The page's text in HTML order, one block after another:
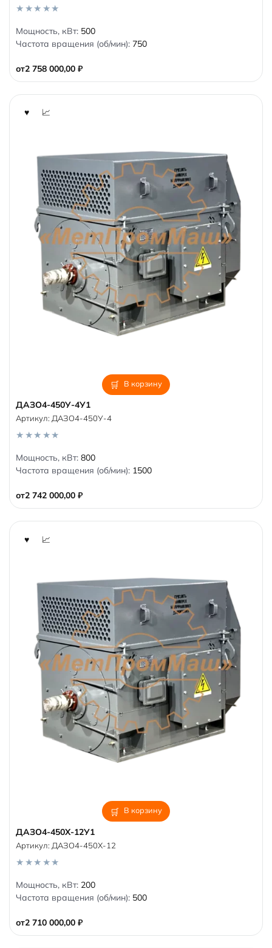
от2 758 000,00 ₽
0
o
u
f
5
Мощность, кВт: 500
Частота вращения (об/мин): 750
В корзину
ДАЗО4-450У-4У1
от2 742 000,00 ₽
Артикул: ДАЗО4-450У-4
0
o
u
f
5
Мощность, кВт: 800
Частота вращения (об/мин): 1500
В корзину
ДАЗО4-450Х-12У1
от2 710 000,00 ₽
Артикул: ДАЗО4-450Х-12
0
o
u
f
5
Мощность, кВт: 200
Частота вращения (об/мин): 500